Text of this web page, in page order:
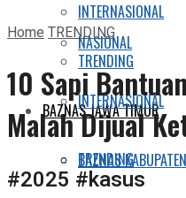
INTERNASIONAL
TRENDING
BAZNAS JAWA TIMUR
BAZNAS
NASIONAL
INTERNASIONAL
TRENDING
HomeTRENDING
10 Sapi
Malah Dijual
#2025 #kasus